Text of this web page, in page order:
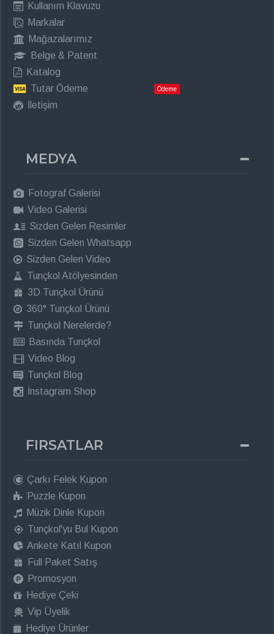
Kullanım Klavuzu
Markalar
Mağazalarımız
Belge & Patent
Katalog
Tutar Ödeme
Ödeme
İletişim
MEDYA
Fotograf Galerisi
Video Galerisi
Sizden Gelen Resimler
Sizden Gelen Whatsapp
Sizden Gelen Video
Tunçkol Atölyesinden
3D Tunçkol Ürünü
360° Tunçkol Ürünü
Tunçkol Nerelerde?
Basında Tunçkol
Video Blog
Tunçkol Blog
İnstagram Shop
FIRSATLAR
Çarkı Felek Kupon
Puzzle Kupon
Müzik Dinle Kupon
Tunçkol'yu Bul Kupon
Ankete Katıl Kupon
Full Paket Satış
Promosyon
Hediye Çeki
Vip Üyelik
Hediye Ürünler